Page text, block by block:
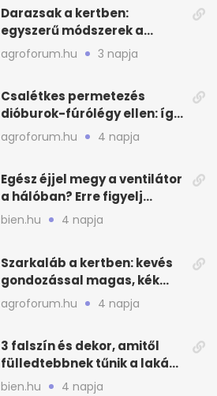
Darazsak a kertben:
egyszerű módszerek a
távoltartásukra nyáron
agroforum.hu 3 napja
Csalétkes permetezés
dióburok-fúrólégy ellen: így
csináld a kertben
agroforum.hu 4 napja
Egész éjjel megy a ventilátor
a hálóban? Erre figyelj
alvásnál nyáron
bien.hu 4 napja
Szarkaláb a kertben: kevés
gondozással magas, kék
virágfalat ad
agroforum.hu 4 napja
3 falszín és dekor, amitől
fülledtebbnek tűnik a lakás
nyáron
bien.hu 4 napja